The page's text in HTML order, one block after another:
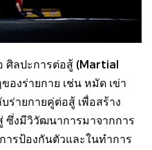
ศิลปะการต่อสู้ (Martial
งร่ายกาย เช่น หมัด เข่า
ร่ายกายคู่ต่อสู้ เพื่อสร้าง
ซึ่งมีวิวัฒนาการมาจากการ
ารป้องกันตัวและในทำการ